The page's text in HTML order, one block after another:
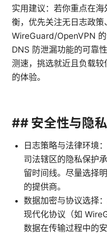
实用建议：若你重点在
衡，优先关注无日志政策
WireGuard/OpenVPN
DNS 防泄漏功能的可靠
测速，挑选就近且负载
的体验。
## 安全性与隐
日志策略与法律环境
司法辖区的隐私保护
留时间线。尽量选择
的提供商。
数据加密与协议选择
现代化协议（如
数据在传输过程中的安